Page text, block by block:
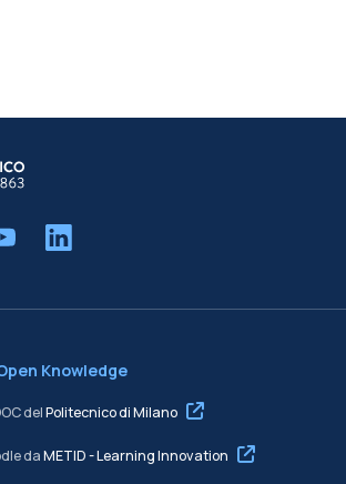
Knowledge
delPolitecnico di Milano
daMETID - Learning Innovation